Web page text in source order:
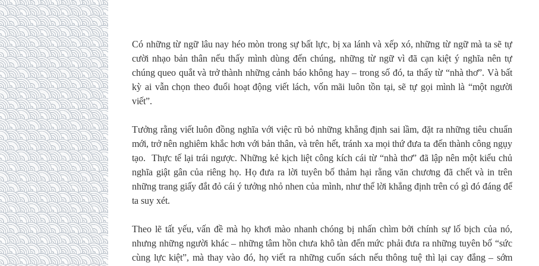
Có những từ ngữ lâu nay héo mòn trong sự bất lực, bị xa lánh và xếp xó, những từ ngữ mà ta sẽ tự
cười nhạo bản thân nếu thấy mình dùng đến chúng, những từ ngữ vì đã cạn kiệt ý nghĩa nên tự
chúng queo quắt và trở thành những cảnh báo không hay – trong số đó, ta thấy từ “nhà thơ”. Và bất
kỳ ai vẫn chọn theo đuổi hoạt động viết lách, vốn mãi luôn tồn tại, sẽ tự gọi mình là “một người
viết”.
Tưởng rằng viết luôn đồng nghĩa với việc rũ bỏ những khẳng định sai lầm, đặt ra những tiêu chuẩn
mới, trở nên nghiêm khắc hơn với bản thân, và trên hết, tránh xa mọi thứ đưa ta đến thành công ngụy
tạo. Thực tế lại trái ngược. Những kẻ kịch liệt công kích cái từ “nhà thơ” đã lập nên một kiểu chủ
nghĩa giật gân của riêng họ. Họ đưa ra lời tuyên bố thảm hại rằng văn chương đã chết và in trên
những trang giấy đắt đỏ cái ý tưởngnhỏ nhen của mình, như thể lời khẳng định trên có gì đó đáng để
ta suy xét.
Theo lẽ tất yếu, vấn đề mà họ khơi mào nhanh chóng bị nhấn chìm bởi chính sự lố bịch của nó,
nhưng những người khác – những tâm hồn chưa khô tàn đến mức phải đưa ra những tuyên bố “sức
cùng lực kiệt”, mà thay vào đó, họ viết ra những cuốn sách nếu thông tuệ thì lại cay đắng – sớm